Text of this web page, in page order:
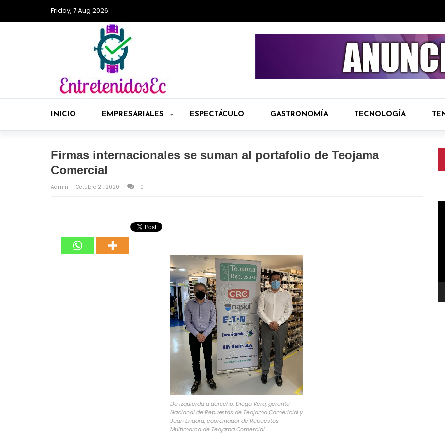
Friday, 7 Aug 2026
INICIO EMPRESARIALES ESPECTÁCULO GASTRONOMÍA TECNOLOGÍA
Firmas internacionales se suman al portafolio de Teojama
Comercial
Admin Octubre 21, 2020 0
De izquierda a derecho: Diego Vera, gerente
Nacional de Repuestos de Teojama Comericial y
Juan Endara, coordinador de Repuestos
Multimarca de Teojama Comercial